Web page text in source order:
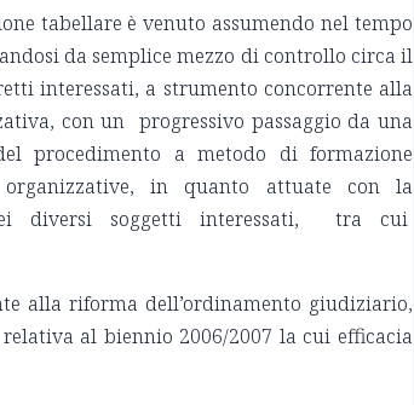
tabellare è venuto assumendo nel tempo
da semplice mezzo di controllo circa il
interessati, a strumento concorrente alla
con un progressivo passaggio da una
procedimento a metodo di formazione
in quanto attuate con la
diversi soggetti interessati, tra cui
alla riforma dell’ordinamento giudiziario,
al biennio 2006/2007 la cui efficacia